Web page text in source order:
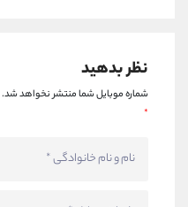
نظر بدهید
شماره موبایل شما منتشر نخواهد شد.
*